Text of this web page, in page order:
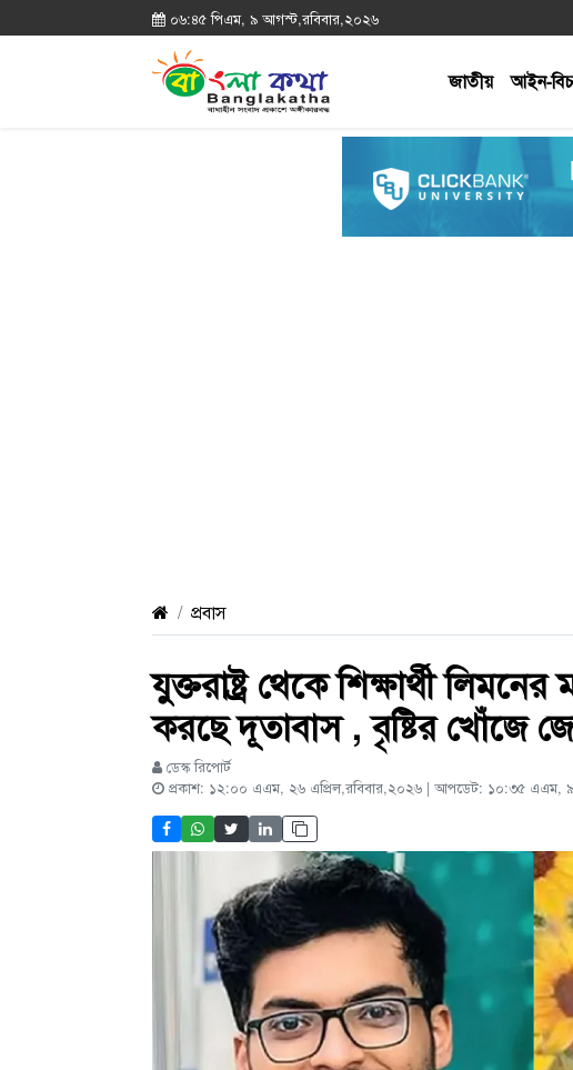
০৬:৪৫ পিএম, ৯ আগস্ট,রবিবার,২০২৬
জাতীয় আইন-
প্রবাস
যুক্তরাষ্ট্র থেকে শিক্ষার্থী
করছে দূতাবাস , বৃষ্টির খোঁজে
ডেস্ক রিপোর্ট
প্রকাশ: ১২:০০ এএম, ২৬ এপ্রিল,রবিবার,২০২৬ | আপডেট: ১০:৩৫ এএম,